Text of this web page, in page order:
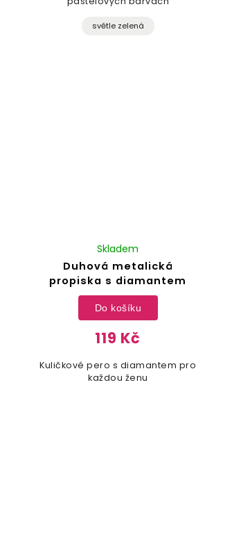
světle zelená
Duhová metalická
propiska s diamantem
Skladem
119 Kč
Do košíku
Kuličkové pero s diamantem pro
každou ženu